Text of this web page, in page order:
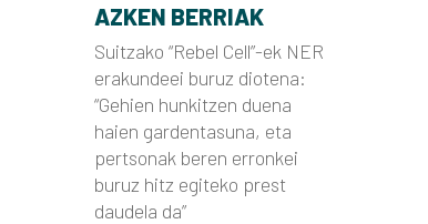
AZKEN BERRIAK
Suitzako “Rebel Cell”-ek NER
erakundeei buruz diotena:
“Gehien hunkitzen duena
haien gardentasuna, eta
pertsonak beren erronkei
buruz hitz egiteko prest
daudela da”